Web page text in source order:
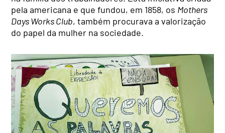
pela americana e que fundou, em 1858, os Mothers
Days Works Club, também procurava a valorização
do papel da mulher na sociedade.